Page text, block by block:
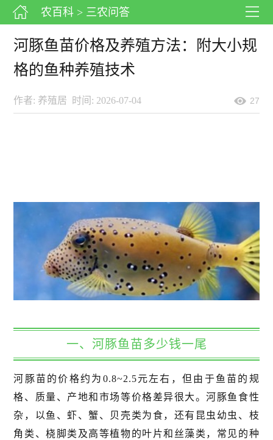
农百科 > 三农问答
河豚鱼苗价格及养殖方法：附大小规
格的鱼种养殖技术
作者: 养殖居 时间: 2026-07-04 27
一、河豚鱼苗多少钱一尾
河豚苗的价格约为0.8~2.5元左右，但由于鱼苗的规
格、质量、产地和市场等价格差异很大。河豚鱼食性
杂，以鱼、虾、蟹、贝壳类为食，还有昆虫幼虫、枝
角类、桡脚类及高等植物的叶片和丝藻类，常见的种